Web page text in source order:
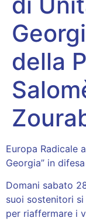
della
Europa Radicale
Georgia” in
Domani sabato
suoi sostenitori
per riaffermare i